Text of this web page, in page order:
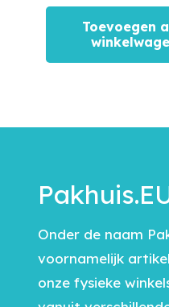
Toevoegen
Onder de naam
voornamelijk
onze fysieke